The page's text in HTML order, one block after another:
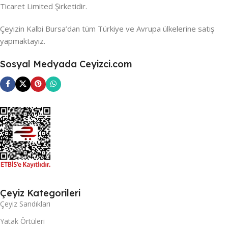
Ticaret Limited Şirketidir.
Çeyizin Kalbi Bursa’dan tüm Türkiye ve Avrupa ülkelerine satış
yapmaktayız.
Sosyal Medyada Ceyizci.com
Çeyiz Kategorileri
Çeyiz Sandıkları
Yatak Örtüleri